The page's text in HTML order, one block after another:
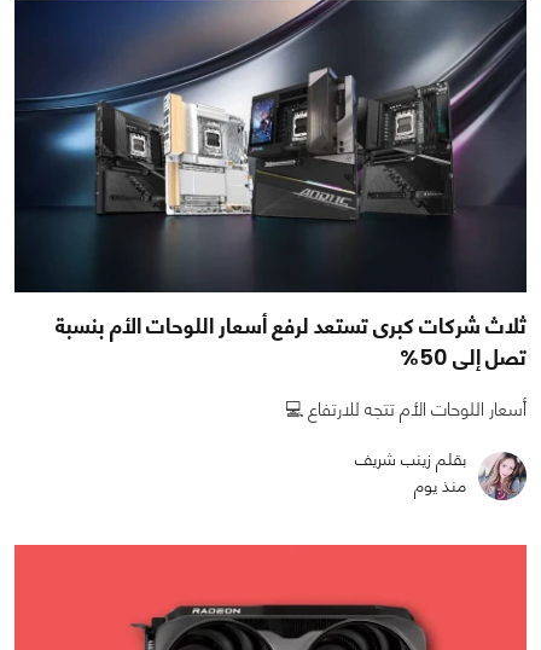
ثلاث شركات كبرى تستعد لرفع أسعار اللوحات الأم بنسبة
تصل إلى 50%
أسعار اللوحات الأم تتجه للارتفاع 💻
بقلم زينب شريف
منذ يوم